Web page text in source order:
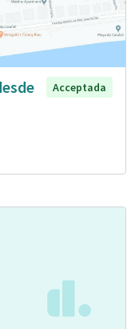
Acceptada